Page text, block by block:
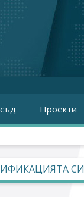
Проекти
СИ